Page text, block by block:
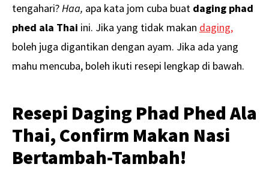
tengahari?Haa, apa kata jom cuba buat daging phad
phed ala Thai ini. Jika yang tidak makan daging,
boleh juga digantikan dengan ayam. Jika ada yang
mahu mencuba, boleh ikuti resepi lengkap di bawah.
Resepi Daging Phad Phed Ala
Thai, Confirm Makan Nasi
Bertambah-Tambah!